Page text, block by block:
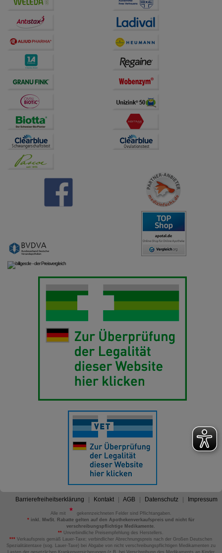
Statistik & Tracking:
Hierüber lassen sich
Informationen über die Art und Weise der Nutzung
unserer Website sammeln, mit deren Hilfe wir unsere
auf unserer Website aber auch die Werbung auf
Drittseiten möglichst relevant für Sie zu gestalten.
Bitte beachten Sie, dass Daten hierfür teilweise an
Dritte wie z.B. Google oder soziale Medien
Barrierefreiheitserklärung Kontakt AGB Datenschutz Impressum
Alle mit
gekennzeichneten Felder sind Pflichtangaben.
*inkl. MwSt. Rabatte gelten auf den Apothekenverkaufspreis und nicht für
verschreibungspflichtige Medikamente.
** Unverbindliche Preisempfehlung des Herstellers.
*** Verkaufspreis gemäß Lauer-Taxe; verbindlicher Abrechnungspreis nach der Großen Deutschen
Spezialitätentaxe (sog. Lauer-Taxe) bei Abgabe von nicht verschreibungspflichtigen Medikamenten zu
Lasten der gesetzlichen Krankenversicherungen (z.B. bei Verschreibung des Medikaments an Kinder